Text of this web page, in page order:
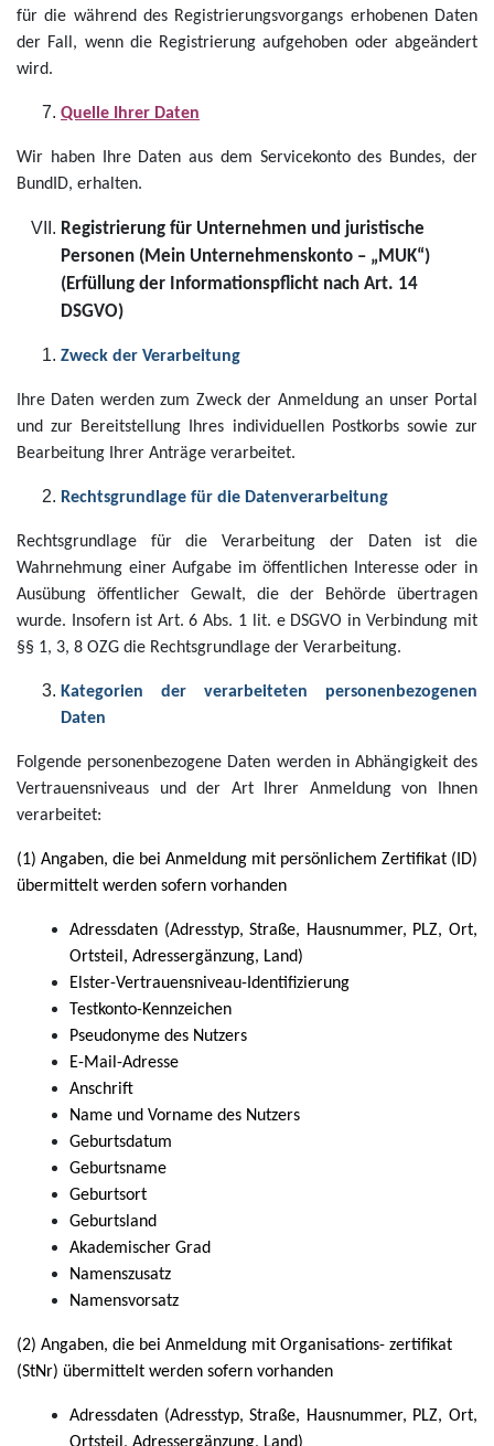
für die während des Registrierungsvorgangs erhobenen Daten
der Fall, wenn die Registrierung aufgehoben oder abgeändert
wird.
Quelle Ihrer Daten
Wir haben Ihre Daten aus dem Servicekonto des Bundes, der
BundID, erhalten.
Registrierung für Unternehmen und juristische
Personen (Mein Unternehmenskonto – „MUK“)
(Erfüllung der Informationspflicht nach Art. 14
DSGVO)
Zweck der Verarbeitung
Ihre Daten werden zum Zweck der Anmeldung an unser Portal
und zur Bereitstellung Ihres individuellen Postkorbs sowie zur
Bearbeitung Ihrer Anträge verarbeitet.
Rechtsgrundlage für die Datenverarbeitung
Rechtsgrundlage für die Verarbeitung der Daten ist die
Wahrnehmung einer Aufgabe im öffentlichen Interesse oder in
Ausübung öffentlicher Gewalt, die der Behörde übertragen
wurde. Insofern ist Art. 6 Abs. 1 lit. e DSGVO in Verbindung mit
§§ 1, 3, 8 OZG die Rechtsgrundlage der Verarbeitung.
Kategorien der verarbeiteten personenbezogenen
Daten
Folgende personenbezogene Daten werden in Abhängigkeit des
Vertrauensniveaus und der Art Ihrer Anmeldung von Ihnen
verarbeitet:
(1) Angaben, die bei Anmeldung mit persönlichem Zertifikat (ID)
übermittelt werden sofern vorhanden
Adressdaten (Adresstyp, Straße, Hausnummer, PLZ, Ort,
Ortsteil, Adressergänzung, Land)
Elster-Vertrauensniveau-Identifizierung
Testkonto-Kennzeichen
Pseudonyme des Nutzers
E-Mail-Adresse
Anschrift
Name und Vorname des Nutzers
Geburtsdatum
Geburtsname
Geburtsort
Geburtsland
Akademischer Grad
Namenszusatz
Namensvorsatz
(2) Angaben, die bei Anmeldung mit Organisations- zertifikat
(StNr) übermittelt werden sofern vorhanden
Adressdaten (Adresstyp, Straße, Hausnummer, PLZ, Ort,